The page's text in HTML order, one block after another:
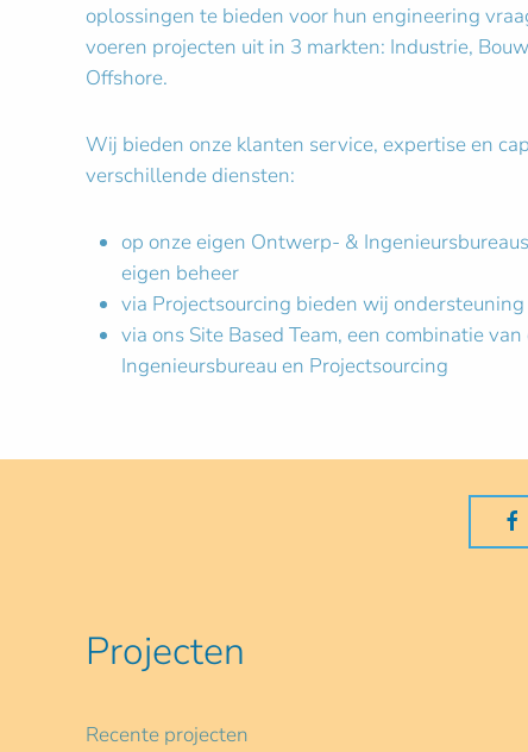
oplossingen te bieden voor hun engineering
voeren projecten uit in 3 markten: Industrie,
Offshore.
Wij bieden onze klanten service, expertise en
verschillende diensten:
op onze eigen Ontwerp- &
eigen beheer
via Projectsourcing bieden wij
via ons Site Based Team, een combinatie
Ingenieursbureau en Projectsourcing
Projecten
Recente projecten